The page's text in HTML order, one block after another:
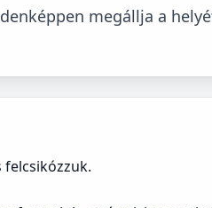
megállja a